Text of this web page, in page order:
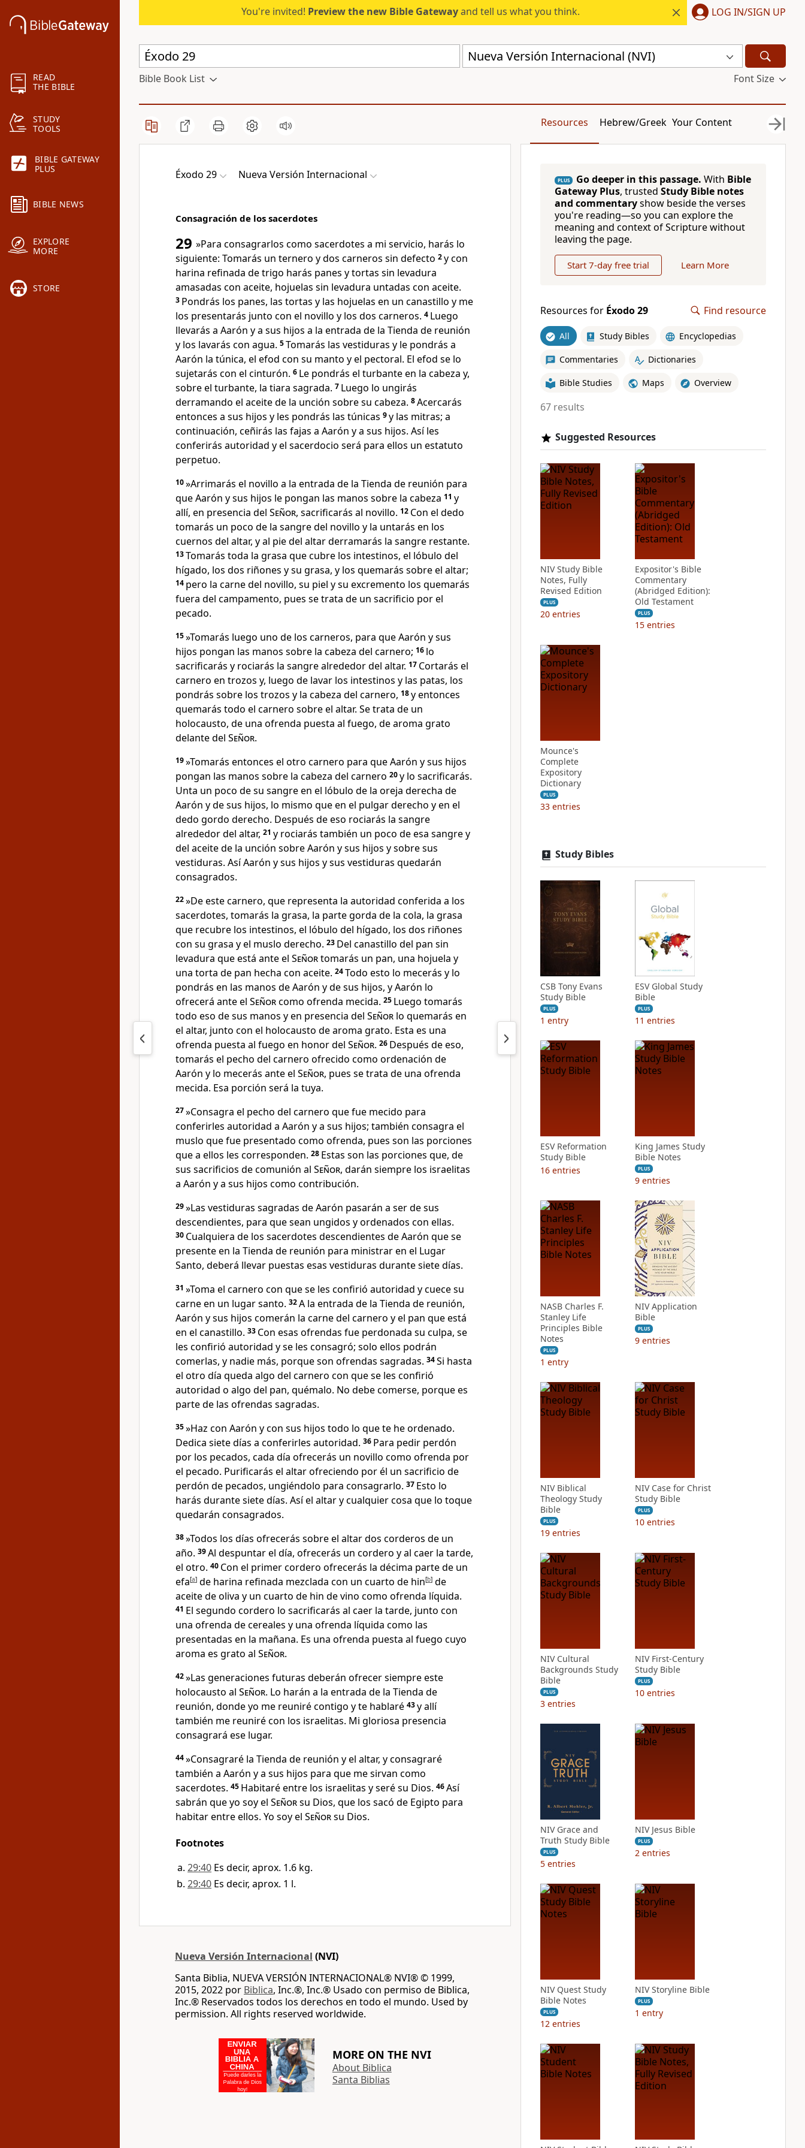
READ
THE BIBLE
STUDY
TOOLS
BIBLE GATEWAY
PLUS
BIBLE NEWS
EXPLORE
MORE
STORE
You're invited! Preview the new Bible Gatewayand tell us what you think. LOG IN/SIGN UP
Nueva Versión Internacional (NVI)
Bible Book List Font Size
Resources Hebrew/Greek Your Content
Éxodo 29 Nueva Versión Internacional
Consagración de los sacerdotes
29 »Para consagrarlos como sacerdotes a mi servicio, harás lo
siguiente: Tomarás un ternero y dos carneros sin defecto 2y con
harina refinada de trigo harás panes y tortas sin levadura
amasadas con aceite, hojuelas sin levadura untadas con aceite.
3 Pondrás los panes, las tortas y las hojuelas en un canastillo y me
los presentarás junto con el novillo y los dos carneros. 4 Luego
llevarás a Aarón y a sus hijos a la entrada de la Tienda de reunión
y los lavarás con agua. 5Tomarás las vestiduras y le pondrás a
Aarón la túnica, el efod con su manto y el pectoral. El efod se lo
sujetarás con el cinturón. 6 Le pondrás el turbante en la cabeza y,
sobre el turbante, la tiara sagrada. 7 Luego lo ungirás
derramando el aceite de la unción sobre su cabeza. 8Acercarás
entonces a sus hijos y les pondrás las túnicas 9y las mitras; a
continuación, ceñirás las fajas a Aarón y a sus hijos. Así les
conferirás autoridad y el sacerdocio será para ellos un estatuto
perpetuo.
10»Arrimarás el novillo a la entrada de la Tienda de reunión para
que Aarón y sus hijos le pongan las manos sobre la cabeza 11 y
allí, en presencia del Señor, sacrificarás al novillo. 12 Con el dedo
tomarás un poco de la sangre del novillo y la untarás en los
cuernos del altar, y al pie del altar derramarás la sangre restante.
13Tomarás toda la grasa que cubre los intestinos, el lóbulo del
hígado, los dos riñones y su grasa, y los quemarás sobre el altar;
14 pero la carne del novillo, su piel y su excremento los quemarás
fuera del campamento, pues se trata de un sacrificio por el
pecado.
15»Tomarás luego uno de los carneros, para que Aarón y sus
hijos pongan las manos sobre la cabeza del carnero; 16 lo
sacrificarás y rociarás la sangre alrededor del altar. 17 Cortarás el
carnero en trozos y, luego de lavar los intestinos y las patas, los
pondrás sobre los trozos y la cabeza del carnero, 18y entonces
quemarás todo el carnero sobre el altar. Se trata de un
holocausto, de una ofrenda puesta al fuego, de aroma grato
delante del Señor.
19»Tomarás entonces el otro carnero para que Aarón y sus hijos
pongan las manos sobre la cabeza del carnero 20y lo sacrificarás.
Unta un poco de su sangre en el lóbulo de la oreja derecha de
Aarón y de sus hijos, lo mismo que en el pulgar derecho y en el
dedo gordo derecho. Después de eso rociarás la sangre
alrededor del altar, 21 y rociarás también un poco de esa sangre y
del aceite de la unción sobre Aarón y sus hijos y sobre sus
vestiduras. Así Aarón y sus hijos y sus vestiduras quedarán
consagrados.
22»De este carnero, que representa la autoridad conferida a los
sacerdotes, tomarás la grasa, la parte gorda de la cola, la grasa
que recubre los intestinos, el lóbulo del hígado, los dos riñones
con su grasa y el muslo derecho. 23 Del canastillo del pan sin
levadura que está ante el Señortomarás un pan, una hojuela y
una torta de pan hecha con aceite. 24Todo esto lo mecerás y lo
pondrás en las manos de Aarón y de sus hijos, y Aarón lo
ofrecerá ante el Señorcomo ofrenda mecida. 25 Luego tomarás
todo eso de sus manos y en presencia del Señor lo quemarás en
el altar, junto con el holocausto de aroma grato. Esta es una
ofrenda puesta al fuego en honor del Señor. 26 Después de eso,
tomarás el pecho del carnero ofrecido como ordenación de
Aarón y lo mecerás ante el Señor, pues se trata de una ofrenda
mecida. Esa porción será la tuya.
27»Consagra el pecho del carnero que fue mecido para
conferirles autoridad a Aarón y a sus hijos; también consagra el
muslo que fue presentado como ofrenda, pues son las porciones
que a ellos les corresponden. 28 Estas son las porciones que, de
sus sacrificios de comunión al Señor, darán siempre los israelitas
a Aarón y a sus hijos como contribución.
29»Las vestiduras sagradas de Aarón pasarán a ser de sus
descendientes, para que sean ungidos y ordenados con ellas.
30 Cualquiera de los sacerdotes descendientes de Aarón que se
presente en la Tienda de reunión para ministrar en el Lugar
Santo, deberá llevar puestas esas vestiduras durante siete días.
31 »Toma el carnero con que se les confirió autoridad y cuece su
carne en un lugar santo. 32A la entrada de la Tienda de reunión,
Aarón y sus hijos comerán la carne del carnero y el pan que está
en el canastillo. 33 Con esas ofrendas fue perdonada su culpa, se
les confirió autoridad y se les consagró; solo ellos podrán
comerlas, y nadie más, porque son ofrendas sagradas. 34Si hasta
el otro día queda algo del carnero con que se les confirió
autoridad o algo del pan, quémalo. No debe comerse, porque es
parte de las ofrendas sagradas.
35»Haz con Aarón y con sus hijos todo lo que te he ordenado.
Dedica siete días a conferirles autoridad. 36 Para pedir perdón
por los pecados, cada día ofrecerás un novillo como ofrenda por
el pecado. Purificarás el altar ofreciendo por él un sacrificio de
perdón de pecados, ungiéndolo para consagrarlo. 37 Esto lo
harás durante siete días. Así el altar y cualquier cosa que lo toque
quedarán consagrados.
38»Todos los días ofrecerás sobre el altar dos corderos de un
año. 39Al despuntar el día, ofrecerás un cordero y al caer la tarde,
el otro. 40 Con el primer cordero ofrecerás la décima parte de un
efa[a] de harina refinada mezclada con un cuarto de hin[b] de
aceite de oliva y un cuarto de hin de vino como ofrenda líquida.
41 El segundo cordero lo sacrificarás al caer la tarde, junto con
una ofrenda de cereales y una ofrenda líquida como las
presentadas en la mañana. Es una ofrenda puesta al fuego cuyo
aroma es grato al Señor.
42»Las generaciones futuras deberán ofrecer siempre este
holocausto al Señor. Lo harán a la entrada de la Tienda de
reunión, donde yo me reuniré contigo y te hablaré 43y allí
también me reuniré con los israelitas. Mi gloriosa presencia
consagrará ese lugar.
44»Consagraré la Tienda de reunión y el altar, y consagraré
también a Aarón y a sus hijos para que me sirvan como
sacerdotes. 45 Habitaré entre los israelitas y seré su Dios. 46Así
sabrán que yo soy el Señorsu Dios, que los sacó de Egipto para
habitar entre ellos. Yo soy el Señorsu Dios.
Footnotes
29:40 Es decir, aprox. 1.6 kg.
29:40 Es decir, aprox. 1 l.
Nueva Versión Internacional (NVI)
Santa Biblia, NUEVA VERSIÓN INTERNACIONAL® NVI® © 1999,
2015, 2022 por Biblica, Inc.®, Inc.® Usado con permiso de Biblica,
Inc.® Reservados todos los derechos en todo el mundo. Used by
permission. All rights reserved worldwide.
MORE ON THE NVI
About Biblica
Santa Biblias
PLUS Go deeper in this passage. With Bible
Gateway Plus, trusted Study Bible notes
and commentaryshow beside the verses
you're reading—so you can explore the
meaning and context of Scripture without
leaving the page.
Start 7-day free trial Learn More
Resources for Éxodo 29 Find resource
All Study Bibles Encyclopedias
Commentaries Dictionaries
Bible Studies Maps Overview
67 results
Suggested Resources
NIV Study Bible
Notes, Fully
Revised Edition
PLUS
20 entries
Expositor's Bible
Commentary
(Abridged Edition):
Old Testament
PLUS
15 entries
Mounce's
Complete
Expository
Dictionary
PLUS
33 entries
Study Bibles
CSB Tony Evans
Study Bible
PLUS
1 entry
ESV Global Study
Bible
PLUS
11 entries
ESV Reformation
Study Bible
16 entries
King James Study
Bible Notes
PLUS
9 entries
NASB Charles F.
Stanley Life
Principles Bible
Notes
PLUS
1 entry
NIV Application
Bible
PLUS
9 entries
NIV Biblical
Theology Study
Bible
PLUS
19 entries
NIV Case for Christ
Study Bible
PLUS
10 entries
NIV Cultural
Backgrounds Study
Bible
PLUS
3 entries
NIV First-Century
Study Bible
PLUS
10 entries
NIV Grace and
Truth Study Bible
PLUS
5 entries
NIV Jesus Bible
PLUS
2 entries
NIV Quest Study
Bible Notes
PLUS
12 entries
NIV Storyline Bible
PLUS
1 entry